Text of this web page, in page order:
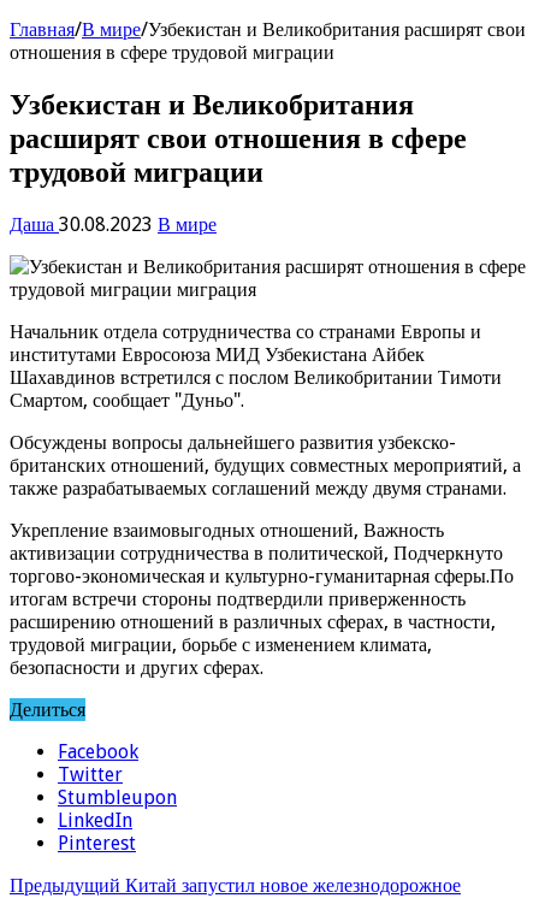
Главная/В мире/Узбекистан и Великобритания расширят свои
отношения в сфере трудовой миграции
Узбекистан и Великобритания
расширят свои отношения в сфере
трудовой миграции
Даша 30.08.2023 В мире
Начальник отдела сотрудничества со странами Европы и
институтами Евросоюза МИД Узбекистана Айбек
Шахавдинов встретился с послом Великобритании Тимоти
Смартом, сообщает "Дуньо".
Обсуждены вопросы дальнейшего развития узбекско-
британских отношений, будущих совместных мероприятий, а
также разрабатываемых соглашений между двумя странами.
Укрепление взаимовыгодных отношений, Важность
активизации сотрудничества в политической, Подчеркнуто
торгово-экономическая и культурно-гуманитарная сферы.По
итогам встречи стороны подтвердили приверженность
расширению отношений в различных сферах, в частности,
трудовой миграции, борьбе с изменением климата,
безопасности и других сферах.
Делиться
Facebook
Twitter
Stumbleupon
LinkedIn
Pinterest
Предыдущий Китай запустил новое железнодорожное